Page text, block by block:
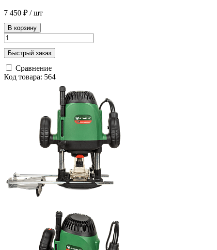
7 450 ₽ / шт
В корзину
Быстрый заказ
Сравнение
Код товара: 564